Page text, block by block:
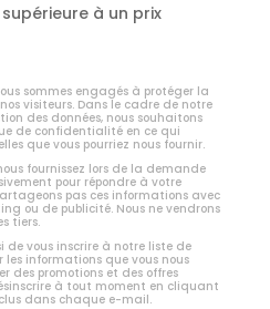
à un prix
sommes engagés à protéger la
visiteurs. Dans le cadre de notre
des données, nous souhaitons
de confidentialité en ce qui
que vous pourriez nous fournir.
fournissez lors de la demande
pour répondre à votre
pas ces informations avec
ou de publicité. Nous ne vendrons
tiers.
de vous inscrire à notre liste de
les informations que vous nous
des promotions et des offres
à tout moment en cliquant
dans chaque e-mail.